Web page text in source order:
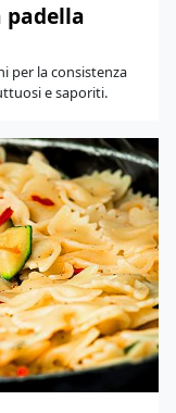
per la consistenza
e saporiti.